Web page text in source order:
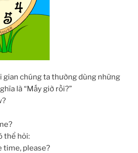
gian chúng ta thường dùng những
là “Mấy giờ rồi?”
thể hỏi:
time, please?